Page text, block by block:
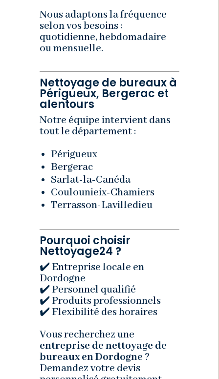
Nous adaptons la fréquence
selon vos besoins :
quotidienne, hebdomadaire
ou mensuelle.
Nettoyage de bureaux à
Périgueux, Bergerac et
alentours
Notre équipe intervient dans
tout le département :
Périgueux
Bergerac
Sarlat-la-Canéda
Coulounieix-Chamiers
Terrasson-Lavilledieu
Pourquoi choisir
Nettoyage24 ?
✔️ Entreprise locale en
Dordogne
✔️ Personnel qualifié
✔️ Produits professionnels
✔️ Flexibilité des horaires
Vous recherchez une
entreprise de nettoyage de
bureaux en Dordogne ?
Demandez votre devis